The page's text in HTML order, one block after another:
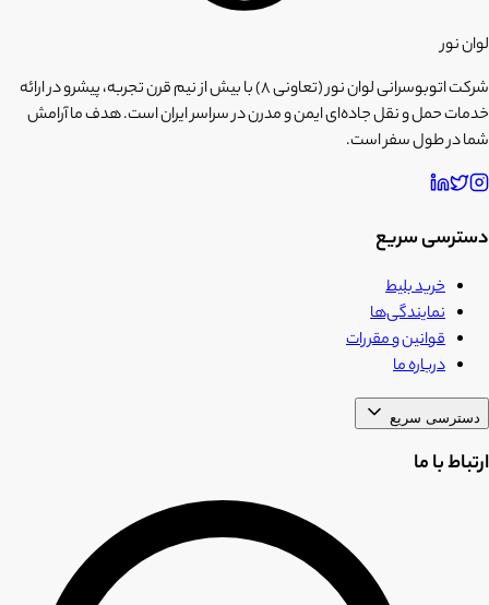
لوان نور
شرکت اتوبوسرانی لوان نور (تعاونی ۸) با بیش از نیم قرن تجربه، پیشرو در ارائه
خدمات حمل و نقل جاده‌ای ایمن و مدرن در سراسر ایران است. هدف ما آرامش
شما در طول سفر است.
دسترسی سریع
خرید بلیط
نمایندگی‌ها
قوانین و مقررات
درباره ما
دسترسی سریع
ارتباط با ما